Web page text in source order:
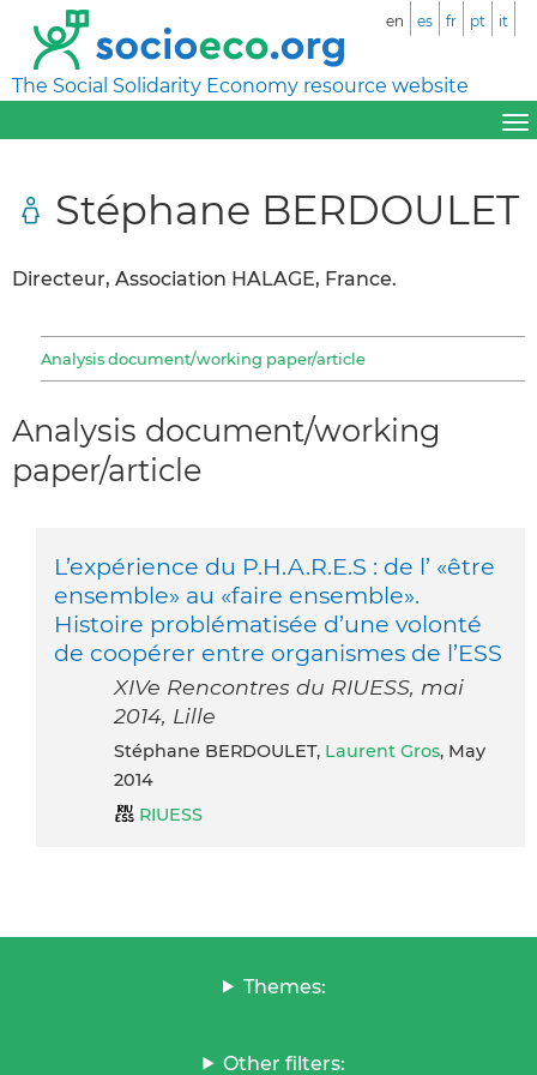
The Social Solidarity Economy resource website
en es fr pt it
Stéphane BERDOULET
Directeur, Association HALAGE, France.
Analysis document/working paper/article
Analysis document/working
paper/article
L’expérience du P.H.A.R.E.S : de l’ «être
ensemble» au «faire ensemble».
Histoire problématisée d’une volonté
de coopérer entre organismes de l’ESS
XIVe Rencontres du RIUESS, mai
2014, Lille
Stéphane BERDOULET, Laurent Gros, May
2014
RIUESS
Themes:
Other filters: